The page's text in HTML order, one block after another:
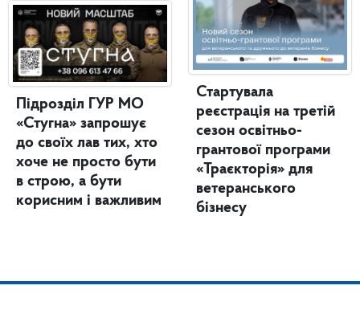
Підрозділ ГУР МО
«Стугна» запрошує
до своїх лав тих, хто
хоче не просто бути
в строю, а бути
корисним і важливим
Стартувала
реєстрація на третій
сезон освітньо-
грантової програми
«Траєкторія» для
ветеранського
бізнесу